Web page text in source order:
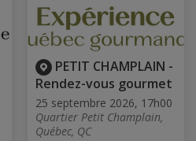
PETIT CHAMPLAIN -
Rendez-vous gourmet
25 septembre 2026, 17h00
Quartier Petit Champlain,
Québec, QC